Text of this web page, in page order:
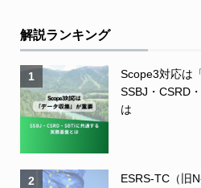
解説ランキング
1
Scope3対応は
SSBJ・CSRD
は
2
ESRS-TC（旧